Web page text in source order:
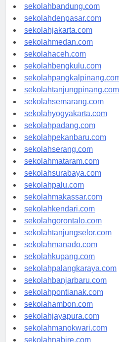
sekolahsamarinda.com
sekolahbandung.com
sekolahdenpasar.com
sekolahjakarta.com
sekolahmedan.com
sekolahaceh.com
sekolahbengkulu.com
sekolahpangkalpinang.com
sekolahtanjungpinang.com
sekolahsemarang.com
sekolahyogyakarta.com
sekolahpadang.com
sekolahpekanbaru.com
sekolahserang.com
sekolahmataram.com
sekolahsurabaya.com
sekolahpalu.com
sekolahmakassar.com
sekolahkendari.com
sekolahgorontalo.com
sekolahtanjungselor.com
sekolahmanado.com
sekolahkupang.com
sekolahpalangkaraya.com
sekolahbanjarbaru.com
sekolahpontianak.com
sekolahambon.com
sekolahjayapura.com
sekolahmanokwari.com